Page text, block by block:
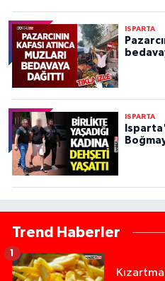
ISPARTA
ISPARTA
Trend Haberler
Kızartma
1